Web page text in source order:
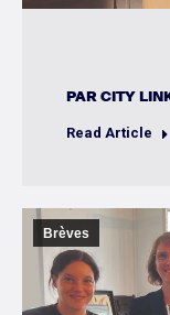
PARCITY
Read Article
Brèves